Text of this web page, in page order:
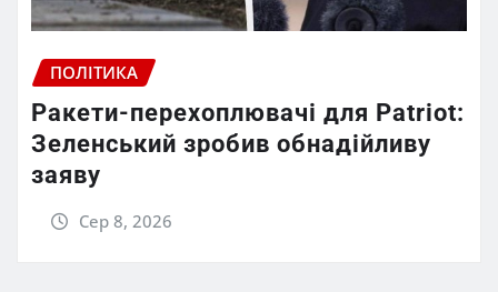
ПОЛІТИКА
Ракети-перехоплювачі для Patriot:
Зеленський зробив обнадійливу
заяву
Сер 8, 2026